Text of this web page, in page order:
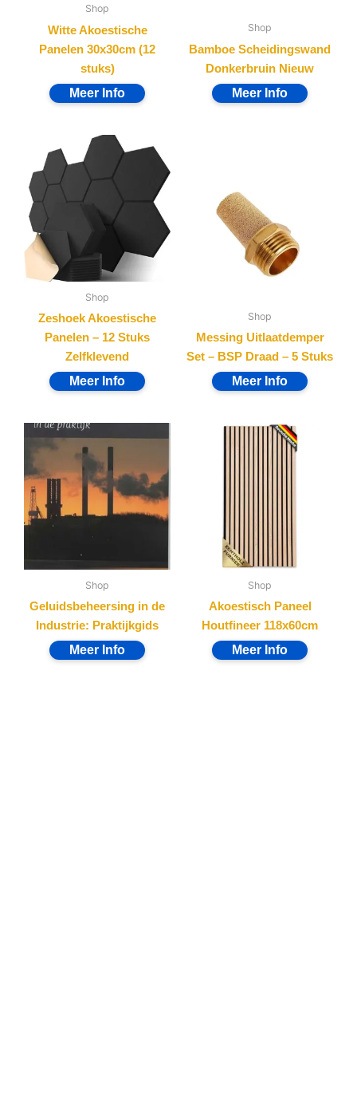
Shop
Witte Akoestische
Panelen 30x30cm (12
stuks)
Shop
Bamboe Scheidingswand
Donkerbruin Nieuw
Shop
Zeshoek Akoestische
Panelen – 12 Stuks
Zelfklevend
Shop
Messing Uitlaatdemper
Set – BSP Draad – 5 Stuks
Shop
Geluidsbeheersing in de
Industrie: Praktijkgids
Shop
Akoestisch Paneel
Houtfineer 118x60cm